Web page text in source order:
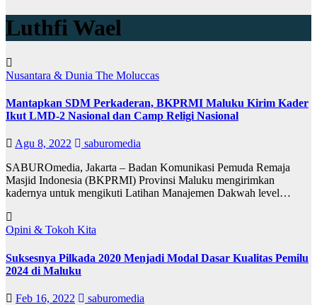
Luthfi Wael
Nusantara & Dunia The Moluccas
Mantapkan SDM Perkaderan, BKPRMI Maluku Kirim Kader
Ikut LMD-2 Nasional dan Camp Religi Nasional
Agu 8, 2022
saburomedia
SABUROmedia, Jakarta – Badan Komunikasi Pemuda Remaja
Masjid Indonesia (BKPRMI) Provinsi Maluku mengirimkan
kadernya untuk mengikuti Latihan Manajemen Dakwah level…
Opini & Tokoh Kita
Suksesnya Pilkada 2020 Menjadi Modal Dasar Kualitas Pemilu
2024 di Maluku
Feb 16, 2022
saburomedia